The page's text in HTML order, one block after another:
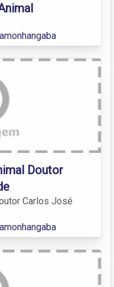
Doutor
Carlos José